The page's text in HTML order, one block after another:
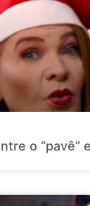
o “pavê”